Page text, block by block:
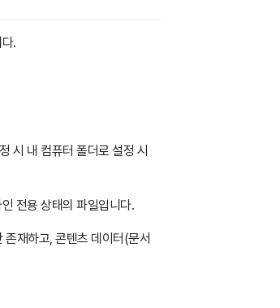
.
시 내 컴퓨터 폴더로 설정 시
전용 상태의 파일입니다.
재하고, 콘텐츠 데이터(문서